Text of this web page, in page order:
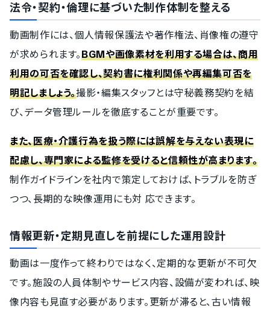
法令・契約・倫理に基づいた制作体制を整える
動画制作には、個人情報保護法や著作権法、肖像権の遵守
が求められます。BGMや画像素材を利用する場合は、商用
利用の可否を確認し、契約書に権利関係や再編集可否を
明記しましょう。撮影・編集スタッフとは守秘義務契約を結
び、データ管理ルールを徹底することが重要です。
また、医療・介護行為を扱う際には誤解を与えない表現に
配慮し、専門家による監修を受けると信頼性が高まります。
制作ガイドラインを社内で策定しておけば、トラブルを防ぎ
つつ、長期的な映像運用にも対 応できます。
情報更新・定期見直しを前提にした運用設計
動画は一度作って終わりではなく、定期的な更新が不可欠
です。施設の人員体制やサービス内容、設備が変われば、映
像内容も見直す必要があります。更新が滞ると、古い情報